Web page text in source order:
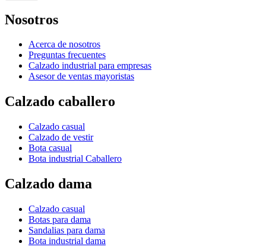
Nosotros
Acerca de nosotros
Preguntas frecuentes
Calzado industrial para empresas
Asesor de ventas mayoristas
Calzado caballero
Calzado casual
Calzado de vestir
Bota casual
Bota industrial Caballero
Calzado dama
Calzado casual
Botas para dama
Sandalias para dama
Bota industrial dama